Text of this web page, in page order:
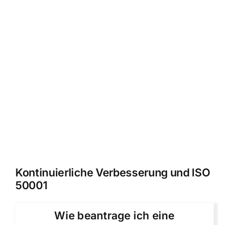
Kontinuierliche Verbesserung und ISO
50001
Wie beantrage ich eine